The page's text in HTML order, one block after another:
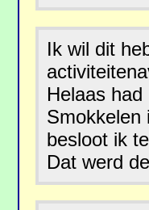
Ik wil dit
Helaas
Smokkelen
besloot ik
Dat werd